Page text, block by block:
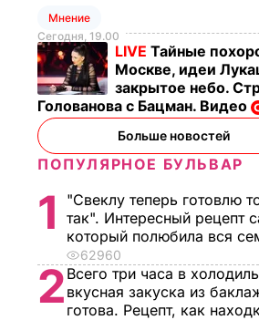
Мнение
Сегодня, 19.00
LIVE Тайные
Москве, идеи
закрытое небо.
Голованова с Бацман. Видео
Больше новостей
ПОПУЛЯРНОЕ БУЛЬВАР
1
"Свеклу теперь готовлю
так". Интересный рецепт
который полюбила вся
62960
2 Всего три часа в
вкусная закуска из
готова. Рецепт, как